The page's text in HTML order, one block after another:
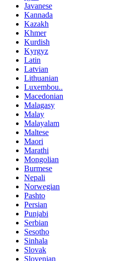
Javanese
Kannada
Kazakh
Khmer
Kurdish
Kyrgyz
Latin
Latvian
Lithuanian
Luxembou..
Macedonian
Malagasy
Malay
Malayalam
Maltese
Maori
Marathi
Mongolian
Burmese
Nepali
Norwegian
Pashto
Persian
Punjabi
Serbian
Sesotho
Sinhala
Slovak
Slovenian